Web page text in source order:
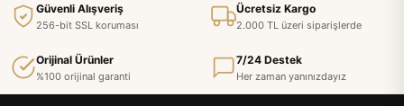
Güvenli Alışveriş
256-bit SSL koruması
Ücretsiz Kargo
2.000 TL üzeri siparişlerde
Orijinal Ürünler
%100 orijinal garanti
7/24 Destek
Her zaman yanınızdayız